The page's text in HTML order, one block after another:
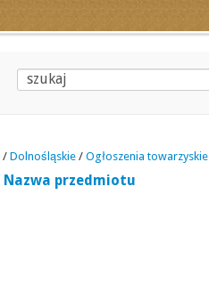
/ Dolnośląskie / Ogłoszenia towarzyskie
Nazwa przedmiotu